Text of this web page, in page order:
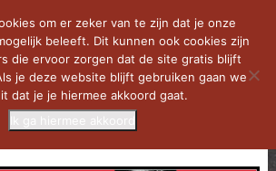
om er zeker van te zijn dat je onze
beleeft. Dit kunnen ook cookies zijn
die ervoor zorgen dat de site gratis blijft
je deze website blijft gebruiken gaan we
dat je je hiermee akkoord gaat.
Ik ga hiermee akkoord